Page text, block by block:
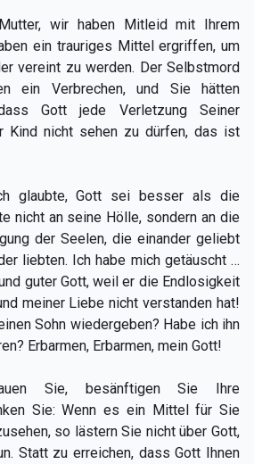
wir haben Mitleid mit Ihrem
ein trauriges Mittel ergriffen, um
vereint zu werden. Der Selbstmord
ein Verbrechen, und Sie hätten
Gott jede Verletzung Seiner
Kind nicht sehen zu dürfen, das ist
glaubte, Gott sei besser als die
nicht an seine Hölle, sondern an die
der Seelen, die einander geliebt
liebten. Ich habe mich getäuscht …
guter Gott, weil er die Endlosigkeit
meiner Liebe nicht verstanden hat!
Sohn wiedergeben? Habe ich ihn
Erbarmen, Erbarmen, mein Gott!
Sie, besänftigen Sie Ihre
Sie: Wenn es ein Mittel für Sie
so lästern Sie nicht über Gott,
Statt zu erreichen, dass Gott Ihnen